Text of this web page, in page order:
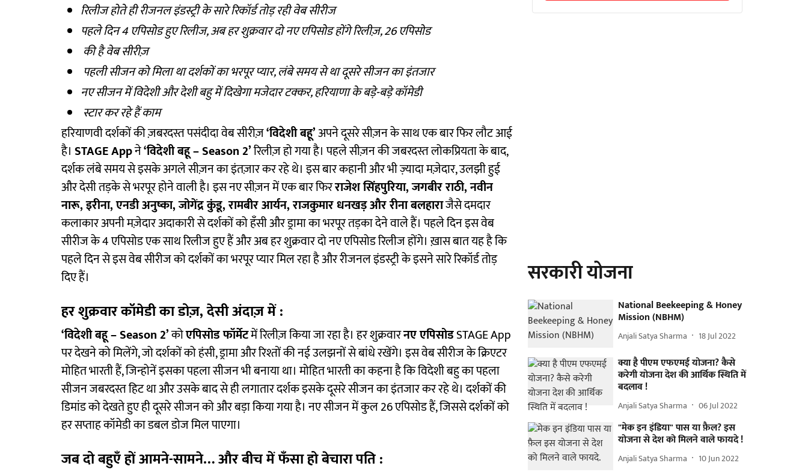
रिलीज होते ही रीजनल इंडस्ट्री के सारे रिकॉर्ड तोड़ रही वेब सीरीज
पहले दिन 4 एपिसोड हुए रिलीज, अब हर शुक्रवार दो नए एपिसोड होंगे रिलीज़, 26 एपिसोड
की है वेब सीरीज़
पहली सीजन को मिला था दर्शकों का भरपूर प्यार, लंबे समय से था दूसरे सीजन का इंतजार
नए सीजन में विदेशी और देशी बहु में दिखेगा मजेदार टक्कर, हरियाणा के बड़े-बड़े कॉमेडी
स्टार कर रहे हैं काम
हरियाणवी दर्शकों की ज़बरदस्त पसंदीदा वेब सीरीज़‘विदेशी बहू’अपने दूसरे सीज़न के साथ एक बार फिर लौट आई
है। STAGE Appने‘विदेशी बहू – Season 2’रिलीज़ हो गया है। पहले सीज़न की जबरदस्त लोकप्रियता के बाद,
दर्शक लंबे समय से इसके अगले सीज़न का इंतज़ार कर रहे थे। इस बार कहानी और भी ज़्यादा मज़ेदार, उलझी हुई
और देसी तड़के से भरपूर होने वाली है। इस नए सीज़न में एक बार फिरराजेश सिंहपुरिया, जगबीर राठी, नवीन
नारू, इरीना, एनडी अनुष्का, जोगेंद्र कुंडू, रामबीर आर्यन, राजकुमार धनखड़ और रीना बलहाराजैसे दमदार
कलाकार अपनी मज़ेदार अदाकारी से दर्शकों को हँसी और ड्रामा का भरपूर तड़का देने वाले हैं। पहले दिन इस वेब
सीरीज के 4 एपिसोड एक साथ रिलीज हुए हैं और अब हर शुक्रवार दो नए एपिसोड रिलीज होंगे। ख़ास बात यह है कि
पहले दिन से इस वेब सीरीज को दर्शकों का भरपूर प्यार मिल रहा है और रीजनल इंडस्ट्री के इसने सारे रिकॉर्ड तोड़
दिए हैं।
हर शुक्रवार कॉमेडी का डोज़, देसी अंदाज़ में :
‘विदेशी बहू – Season 2’कोएपिसोड फॉर्मेटमें रिलीज़ किया जा रहा है। हर शुक्रवारनए एपिसोडSTAGE App
पर देखने को मिलेंगे, जो दर्शकों को हंसी, ड्रामा और रिश्तों की नई उलझनों से बांधे रखेंगे। इस वेब सीरीज के क्रिएटर
मोहित भारती हैं, जिन्होनें इसका पहला सीजन भी बनाया था। मोहित भारती का कहना है कि विदेशी बहु का पहला
सीजन जबरदस्त हिट था और उसके बाद से ही लगातार दर्शक इसके दूसरे सीजन का इंतजार कर रहे थे। दर्शकों की
डिमांड को देखते हुए ही दूसरे सीजन को और बड़ा किया गया है। नए सीजन में कुल 26 एपिसोड हैं, जिससे दर्शकों को
हर सप्ताह कॉमेडी का डबल डोज मिल पाएगा।
जब दो बहुएँ हों आमने-सामने… और बीच में फँसा हो बेचारा पति:
सरकारी योजना
National Beekeeping & Honey
Mission (NBHM)
Anjali Satya Sharma 18 Jul 2022
क्या है पीएम एफएमई योजना? कैसे
करेगी योजना देश की आर्थिक स्थिति में
बदलाव !
Anjali Satya Sharma 06 Jul 2022
"मेक इन इंडिया" पास या फ़ैल? इस
योजना से देश को मिलने वाले फायदे !
Anjali Satya Sharma 10 Jun 2022